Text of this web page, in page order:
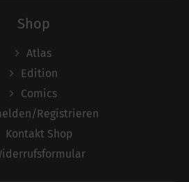
Shop
Atlas
Edition
Comics
Registrieren
Kontakt Shop